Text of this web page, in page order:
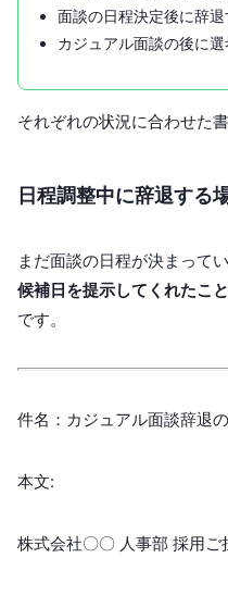
面談の日程決定後に辞
カジュアル面談の後に
それぞれの状況に合わせた
日程調整中に辞退する
まだ面談の日程が決まって
候補日を提示してくれたこ
です。
件名：カジュアル面談辞退
本文:
株式会社〇〇 人事部 採用ご